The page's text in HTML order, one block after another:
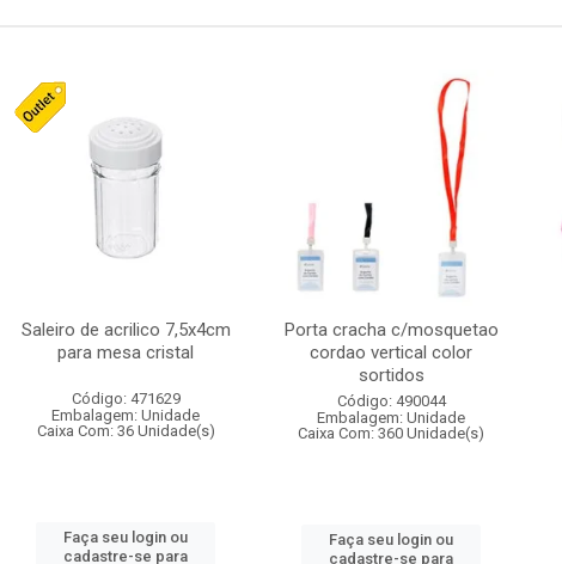
Saleiro de acrilico 7,5x4cm
para mesa cristal
Código: 471629
Embalagem: Unidade
Caixa Com: 36 Unidade(s)
Faça seu login ou
cadastre-se para
Porta cracha c/mosquetao
cordao vertical color
sortidos
Código: 490044
Embalagem: Unidade
Caixa Com: 360 Unidade(s)
Faça seu login ou
cadastre-se para